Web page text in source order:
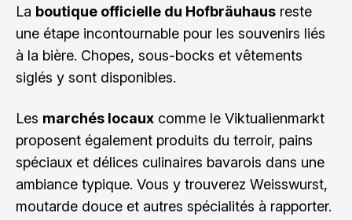
La boutique officielle du Hofbräuhaus reste
une étape incontournable pour les souvenirs liés
à la bière. Chopes, sous-bocks et vêtements
siglés y sont disponibles.
Les marchés locaux comme le Viktualienmarkt
proposent également produits du terroir, pains
spéciaux et délices culinaires bavarois dans une
ambiance typique. Vous y trouverez Weisswurst,
moutarde douce et autres spécialités à rapporter.